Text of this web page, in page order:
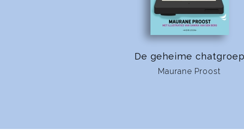
De geheime chatgroep
Maurane Proost